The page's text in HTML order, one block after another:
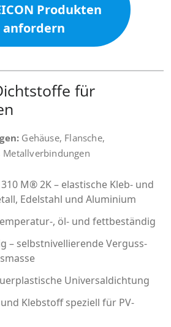
Produkten
anfordern
für
Gehäuse, Flansche,
M® 2K – elastische Kleb- und
Edelstahl und Aluminium
, öl- und fettbeständig
– selbstnivellierende Verguss-
Universaldichtung
Klebstoff speziell für PV-